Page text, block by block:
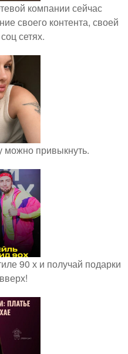
компании сейчас
своего контента, своей
сетях.
можно привыкнуть.
90 х и получай подарки